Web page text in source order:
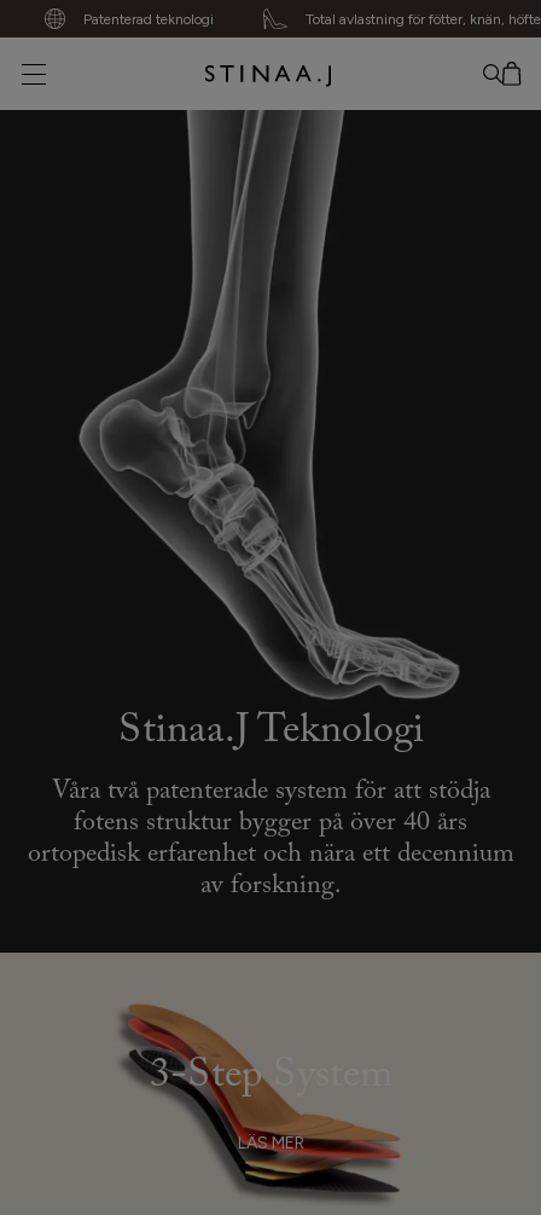
Patenterad teknologi Total avlastning för fötter, knän, höfter,
Din varukorg är tom
Stinaa.J Teknologi
Våra två patenterade system för att stödja
fotens struktur bygger på över 40 års
ortopedisk erfarenhet och nära ett decennium
av forskning.
3-Step System
LÄS MER